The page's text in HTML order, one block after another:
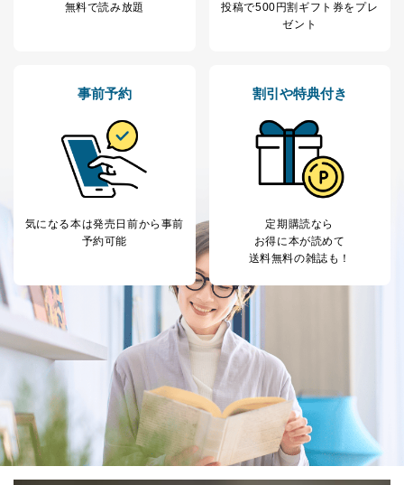
無料で読み放題
投稿で500円割ギフト券をプレ
ゼント
事前予約
気になる本は発売日前から事前
予約可能
割引や特典付き
定期購読なら
お得に本が読めて
送料無料の雑誌も！